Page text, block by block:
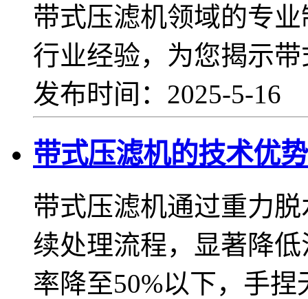
带式压滤机领域的专
行业经验，为您揭示
发布时间：2025-5-16
带式压滤机的技术优
带式压滤机通过重力
续处理流程，显著降
率降至50%以下，手